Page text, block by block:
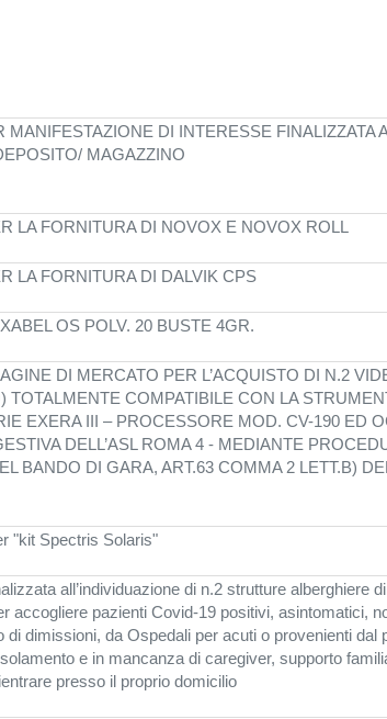
MANIFESTAZIONE DI INTERESSE FINALIZZATA
MAGAZZINO
LA FORNITURA DI NOVOX E NOVOX ROLL
LA FORNITURA DI DALVIK CPS
OS POLV. 20 BUSTE 4GR.
DI MERCATO PER L’ACQUISTO DI N.2
TOTALMENTE COMPATIBILE CON LA
EXERA III – PROCESSORE MOD. CV-190 ED
DELL’ASL ROMA 4 - MEDIANTE
BANDO DI GARA, ART.63 COMMA 2 LETT.B)
"kit Spectris Solaris"
all’individuazione di n.2 strutture alberghiere
accogliere pazienti Covid-19 positivi, asintomatici,
dimissioni, da Ospedali per acuti o provenienti dal
e in mancanza di caregiver, supporto
presso il proprio domicilio